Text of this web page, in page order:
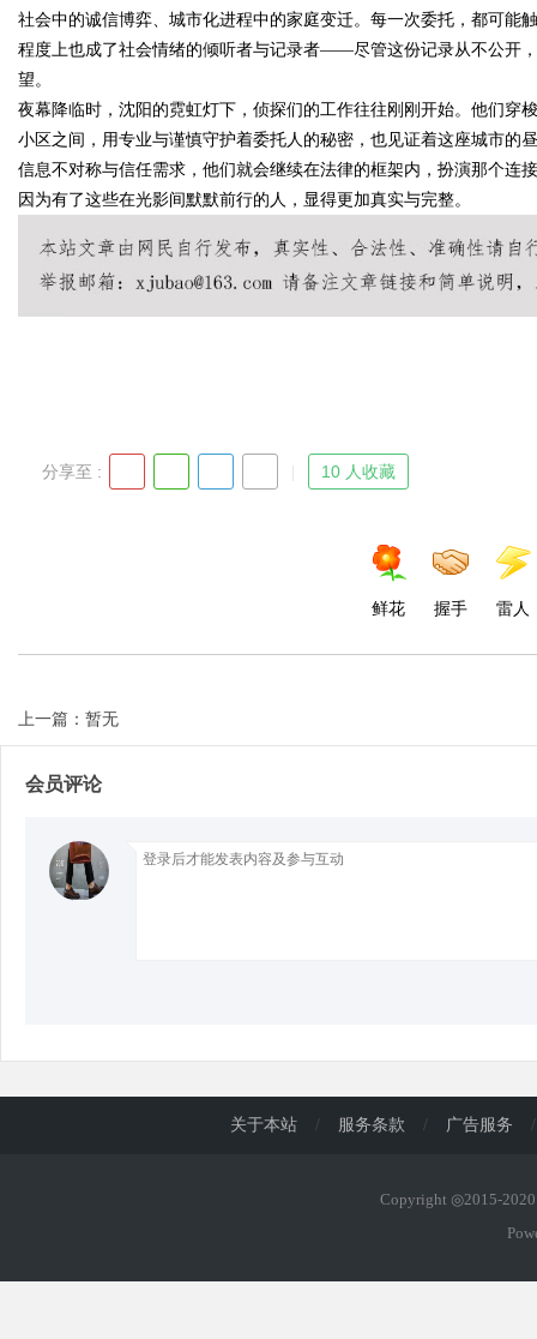
Bo
社会中的诚信博弈、城市化进程中的家庭变迁。每一次委托，都可能
程度上也成了社会情绪的倾听者与记录者——尽管这份记录从不公开
望。
夜幕降临时，沈阳的霓虹灯下，侦探们的工作往往刚刚开始。他们穿
小区之间，用专业与谨慎守护着委托人的秘密，也见证着这座城市的
信息不对称与信任需求，他们就会继续在法律的框架内，扮演那个连
因为有了这些在光影间默默前行的人，显得更加真实与完整。
分享至 : 10 人收藏
鲜花 握手 雷人
上一篇：暂无
会员评论
关于本站 / 服务条款 / 广告服务 /
Copyright ◎2015-